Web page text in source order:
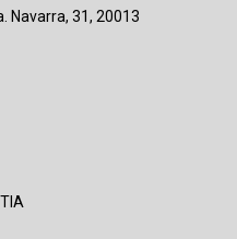
Navarra, 31, 20013